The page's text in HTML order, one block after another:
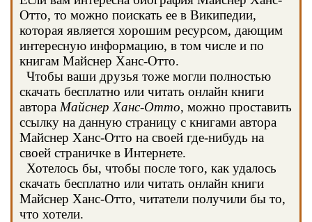
Отто, то можно поискать ее в Википедии,
которая является хорошим ресурсом, дающим
интересную информацию, в том числе и по
книгам Майснер Ханс-Отто.
Чтобы ваши друзья тоже могли полностью
скачать бесплатно или читать онлайн книги
автора Майснер Ханс-Отто, можно проставить
ссылку на данную страницу с книгами автора
Майснер Ханс-Отто на своей где-нибудь на
своей страничке в Интернете.
Хотелось бы, чтобы после того, как удалось
скачать бесплатно или читать онлайн книги
Майснер Ханс-Отто, читатели получили бы то,
что хотели.